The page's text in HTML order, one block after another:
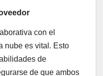
con el
nube es vital. Esto
de
de que ambos